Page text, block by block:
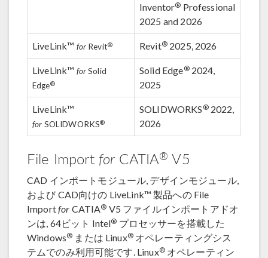
Inventor® Professional
2025 and 2026
LiveLink™ forRevit® Revit®2025, 2026
LiveLink™ forSolid
Edge®
Solid Edge®2024,
2025
LiveLink™
for SOLIDWORKS®
SOLIDWORKS ®2022,
2026
File Import for CATIA® V5
CAD インポートモジュール, デザインモジュール,
および CAD向けの LiveLink™ 製品への File
Importfor CATIA® V5 ファイルインポートアドオ
ンは, 64ビット Intel® プロセッサーを搭載した
Windows® または Linux®オペレーティングシス
テムでのみ利用可能です. Linux®オペレーティン